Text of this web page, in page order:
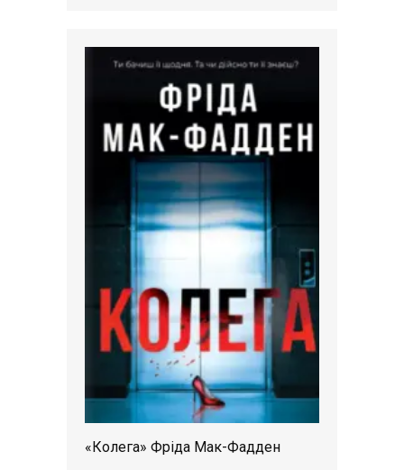
«Колега» Фріда Мак-Фадден